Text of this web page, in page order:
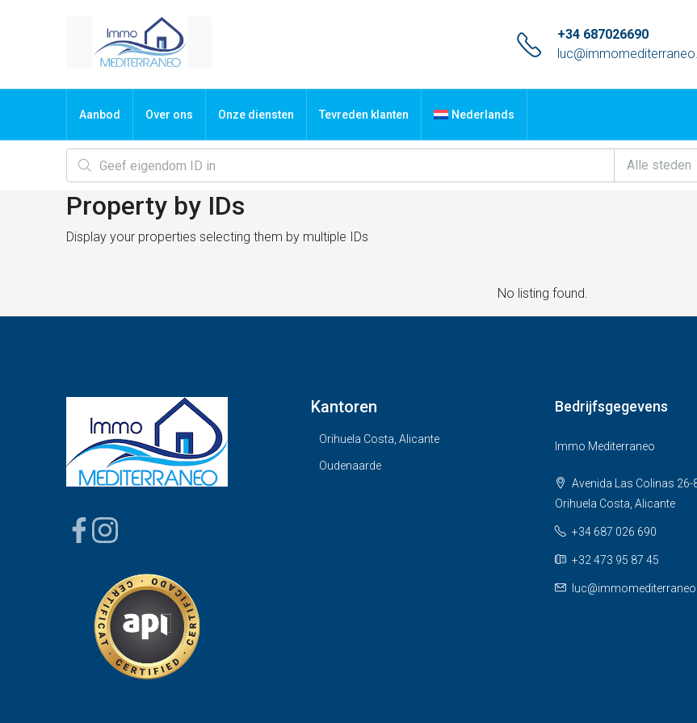
+34 687026690
Aanbod Over ons Onze diensten Tevreden klanten Nederlands
Alle steden
Property by IDs
Display your properties selecting them by multiple IDs
No listing found.
Kantoren
Orihuela Costa, Alicante
Oudenaarde
Bedrijfsgegevens
Immo Mediterraneo
Avenida Las Colinas 26-
Orihuela Costa, Alicante
+34 687 026 690
+32 473 95 87 45